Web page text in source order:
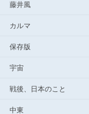
藤井風
カルマ
保存版
宇宙
戦後、日本のこと
中東